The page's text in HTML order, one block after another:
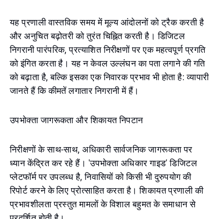
यह प्रणाली वास्तविक समय में मूल्य आंदोलनों को ट्रैक करती है
और अनुचित बढ़ोतरी को तुरंत चिह्नित करती है। डिजिटल
निगरानी पारंपरिक, प्रत्याशित निरीक्षणों पर एक महत्वपूर्ण प्रगति
को इंगित करता है। यह न केवल उल्लंघन का पता लगाने की गति
को बढ़ाता है, बल्कि इसका एक निवारक प्रभाव भी होता है: व्यापारी
जानते हैं कि कीमतें लगातार निगरानी में हैं।
उपभोक्ता जागरूकता और शिकायत निपटान
निरीक्षणों के साथ-साथ, अधिकारी सार्वजनिक जागरूकता पर
ध्यान केंद्रित कर रहे हैं। 'उपभोक्ता अधिकार गाइड' डिजिटल
प्लेटफॉर्म पर उपलब्ध है, निवासियों को किसी भी दुरुपयोग की
रिपोर्ट करने के लिए प्रोत्साहित करता है। शिकायत प्रणाली की
प्रभावशीलता प्रस्तुत मामलों के विशाल बहुमत के समाधान से